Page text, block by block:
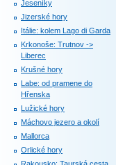
Jeseníky
Jizerské hory
Itálie: kolem Lago di Garda
Krkonoše: Trutnov ->
Liberec
Krušné hory
Labe: od pramene do
Hřenska
Lužické hory
Máchovo jezero a okolí
Mallorca
Orlické hory